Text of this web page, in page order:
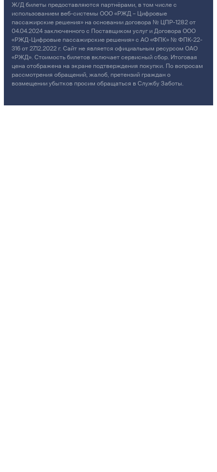
Ж/Д билеты предоставляются партнёрами, в том числе с
использованием веб-системы ООО «РЖД – Цифровые
пассажирские решения» на основании договора № ЦПР-1282 от
04.04.2024 заключенного с Поставщиком услуг и Договора ООО
«РЖД-Цифровые пассажирские решения» с АО «ФПК» № ФПК-22-
316 от 27.12.2022 г. Сайт не является официальным ресурсом ОАО
«РЖД». Стоимость билетов включает сервисный сбор. Итоговая
цена отображена на экране подтверждения покупки. По вопросам
рассмотрения обращений, жалоб, претензий граждан о
возмещении убытков просим обращаться в Службу Заботы.